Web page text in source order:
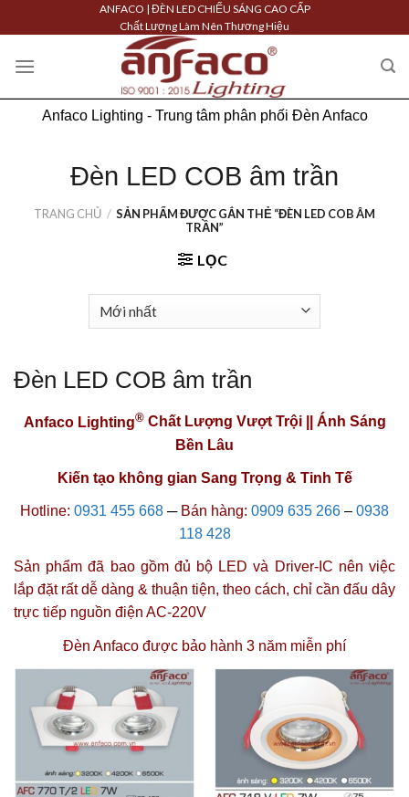
to
content
ANFACO | ĐÈN LED CHIẾU SÁNG CAO CẤP
Chất Lượng Làm Nên Thương Hiệu
Anfaco Lighting - Trung tâm phân phối Đèn Anfaco
Đèn LED COB âm trần
TRANG CHỦ / SẢN PHẨM ĐƯỢC GẮN THẺ “ĐÈN LED COB ÂM
TRẦN”
LỌC
Đèn LED COB âm trần
Anfaco Lighting® Chất Lượng Vượt Trội || Ánh Sáng
Bền Lâu
Kiến tạo không gian Sang Trọng & Tinh Tế
Hotline: 0931 455 668 ─Bán hàng: 0909 635 266 – 0938
118 428
Sản phẩm đã bao gồm đủ bộ LED và Driver-IC nên việc
lắp đặt rất dễ dàng & thuận tiện, theo cách, chỉ cần đấu dây
trực tiếp nguồn điện AC-220V
Đèn Anfaco được bảo hành 3 năm miễn phí